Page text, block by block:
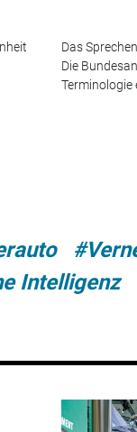
Das
Die
Terminologie
Intelligenz